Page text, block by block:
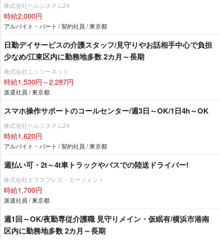
株式会社ベルシステム24
時給2,000円
アルバイト・パート / 契約社員 / 東京都
日勤デイサービスの介護スタッフ/見守りやお話相手中心で負担
少なめ/江東区内に勤務地多数 2カ月～長期
株式会社ニッソーネット
時給1,530円～2,287円
派遣社員 / 東京都
スマホ操作サポートのコールセンター/週3日～OK/1日4h～OK
株式会社ベルシステム24
時給1,620円
アルバイト・パート / 契約社員 / 東京都
週払い可・2t～4t車トラックやバスでの陸送ドライバー!
株式会社エクスプレス・エージェント
時給1,700円
派遣社員 / 東京都
週1回～OK/夜勤専従介護職 見守りメイン・仮眠有/横浜市港南
区内に勤務地多数 2カ月～長期